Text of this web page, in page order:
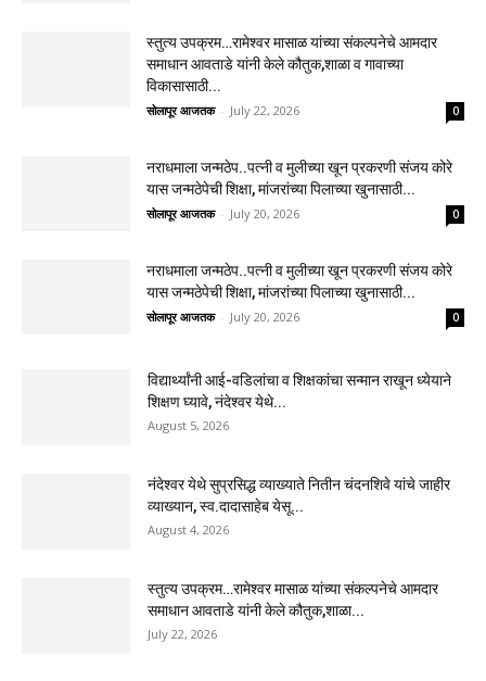
स्तुत्य उपक्रम…रामेश्वर मासाळ यांच्या संकल्पनेचे आमदार
समाधान आवताडे यांनी केले कौतुक,शाळा व गावाच्या
विकासासाठी...
सोलापूर आजतक - July 22, 2026 0
नराधमाला जन्मठेप..पत्नी व मुलीच्या खून प्रकरणी संजय कोरे
यास जन्मठेपेची शिक्षा, मांजरांच्या पिलाच्या खुनासाठी...
सोलापूर आजतक - July 20, 2026 0
नराधमाला जन्मठेप..पत्नी व मुलीच्या खून प्रकरणी संजय कोरे
यास जन्मठेपेची शिक्षा, मांजरांच्या पिलाच्या खुनासाठी...
सोलापूर आजतक - July 20, 2026 0
विद्यार्थ्यांनी आई-वडिलांचा व शिक्षकांचा सन्मान राखून ध्येयाने
शिक्षण घ्यावे, नंदेश्वर येथे...
August 5, 2026
नंदेश्वर येथे सुप्रसिद्ध व्याख्याते नितीन चंदनशिवे यांचे जाहीर
व्याख्यान, स्व.दादासाहेब येसू...
August 4, 2026
स्तुत्य उपक्रम…रामेश्वर मासाळ यांच्या संकल्पनेचे आमदार
समाधान आवताडे यांनी केले कौतुक,शाळा...
July 22, 2026